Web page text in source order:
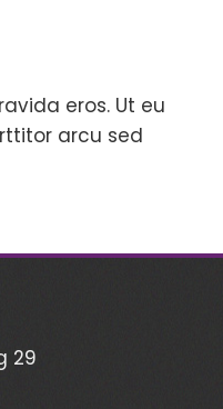
eros. Ut eu
arcu sed
29